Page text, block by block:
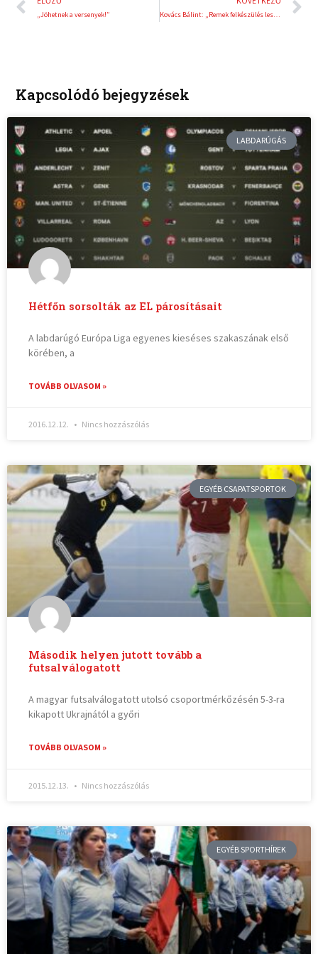
„Jöhetnek a versenyek!” Kovács Bálint: „Remek felkészülés lesz az őszi EWC versenyekre”
Kapcsolódó bejegyzések
LABDARÚGÁS
Hétfőn sorsolták az EL párosításait
A labdarúgó Európa Liga egyenes kieséses szakaszának első
körében, a
TOVÁBB OLVASOM »
2016.12.12. Nincs hozzászólás
EGYÉB CSAPATSPORTOK
Második helyen jutott tovább a
futsalválogatott
A magyar futsalválogatott utolsó csoportmérkőzésén 5-3-ra
kikapott Ukrajnától a győri
TOVÁBB OLVASOM »
2015.12.13. Nincs hozzászólás
EGYÉB SPORTHÍREK